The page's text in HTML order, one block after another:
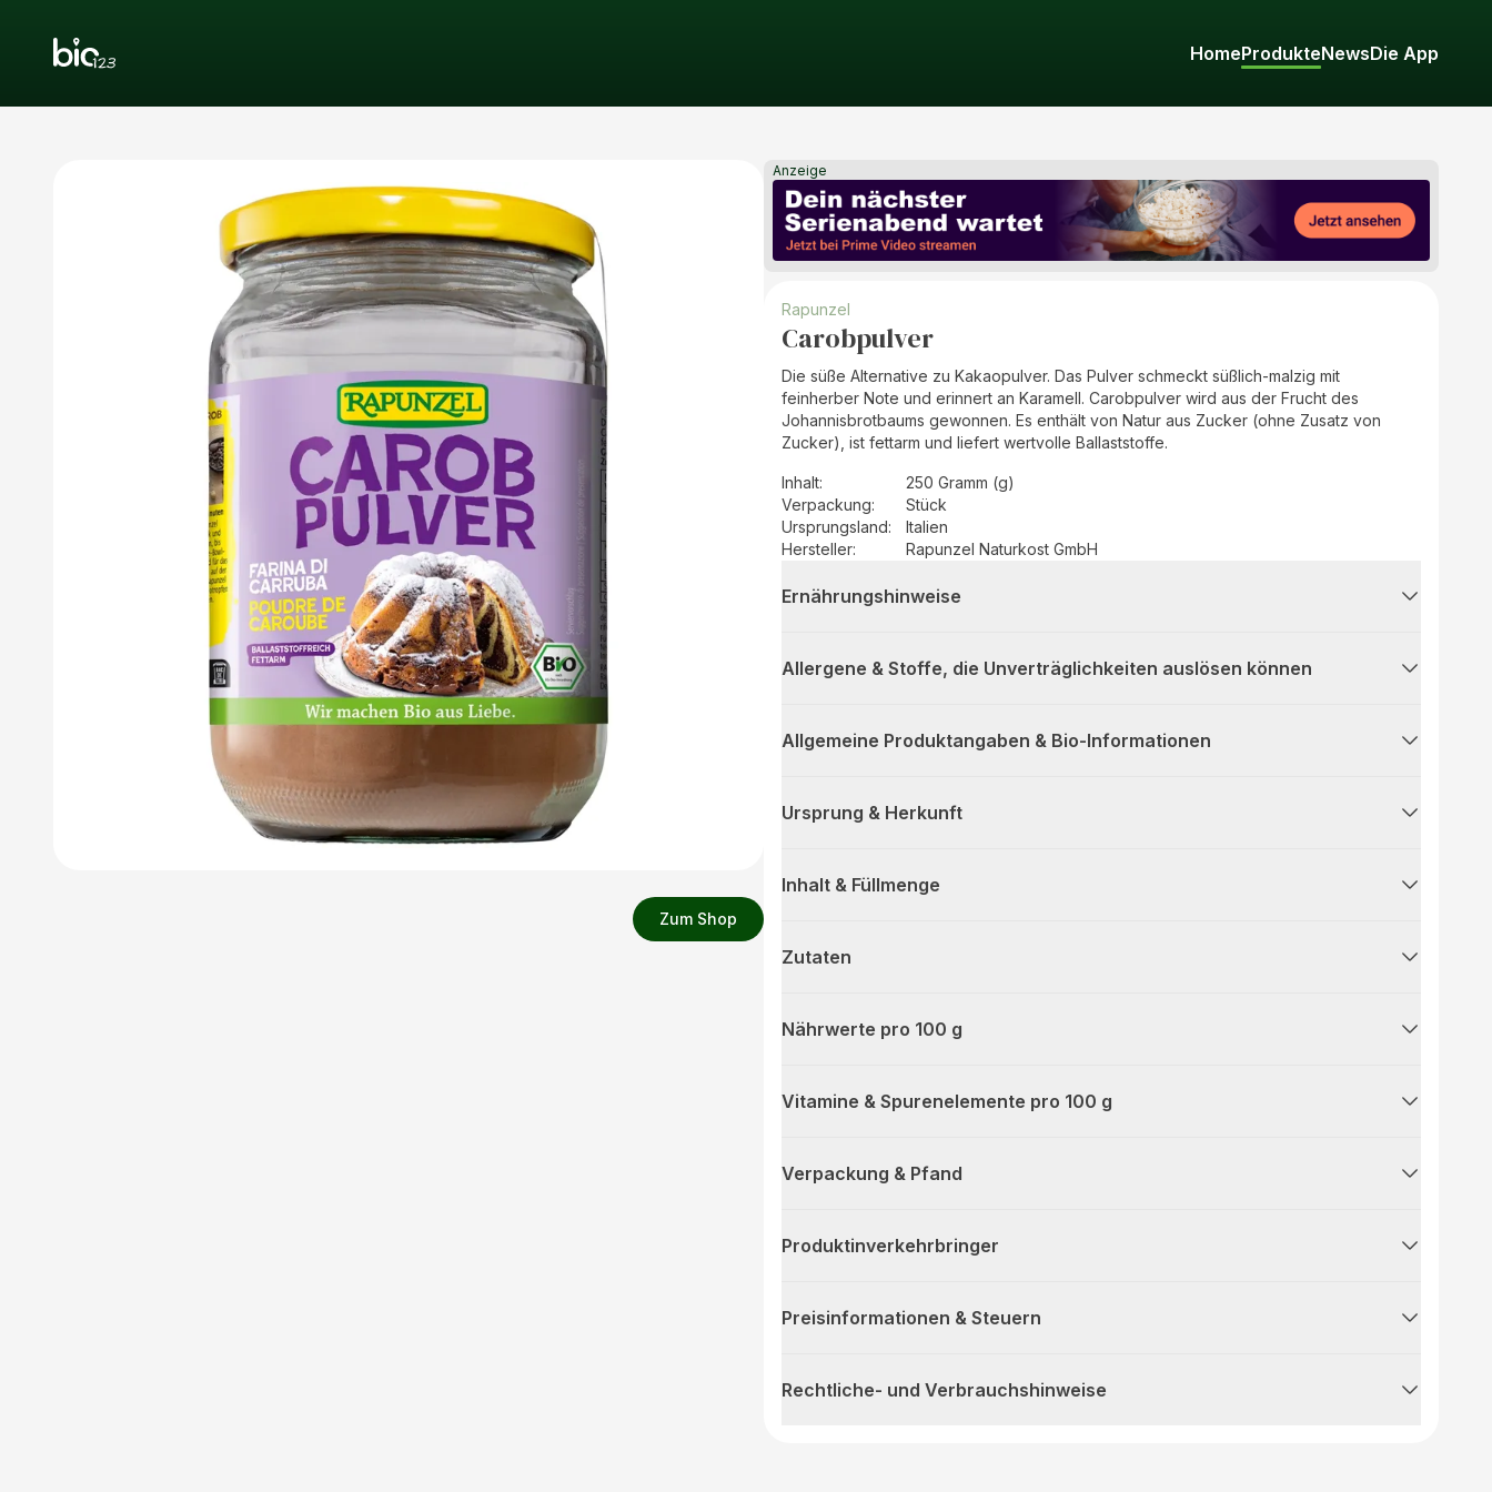
HomeProdukteNewsDie App
Zum Shop
Anzeige
Rapunzel
Carobpulver
Die süße Alternative zu Kakaopulver. Das Pulver schmeckt süßlich-malzig mit
feinherber Note und erinnert an Karamell. Carobpulver wird aus der Frucht des
Johannisbrotbaums gewonnen. Es enthält von Natur aus Zucker (ohne Zusatz von
Zucker), ist fettarm und liefert wertvolle Ballaststoffe.
Inhalt:
250 Gramm (g)
Verpackung:
Stück
Ursprungsland:
Italien
Hersteller: Rapunzel Naturkost GmbH
Ernährungshinweise
Allergene & Stoffe, die Unverträglichkeiten auslösen können
Allgemeine Produktangaben & Bio-Informationen
Ursprung & Herkunft
Inhalt & Füllmenge
Zutaten
Nährwerte pro 100 g
Vitamine & Spurenelemente pro 100 g
Verpackung & Pfand
Produktinverkehrbringer
Preisinformationen & Steuern
Rechtliche- und Verbrauchshinweise